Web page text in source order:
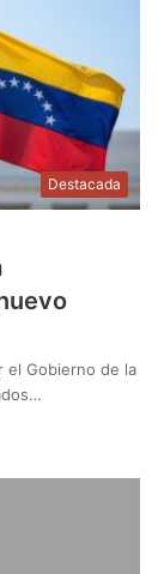
Destacada
el Gobierno de la